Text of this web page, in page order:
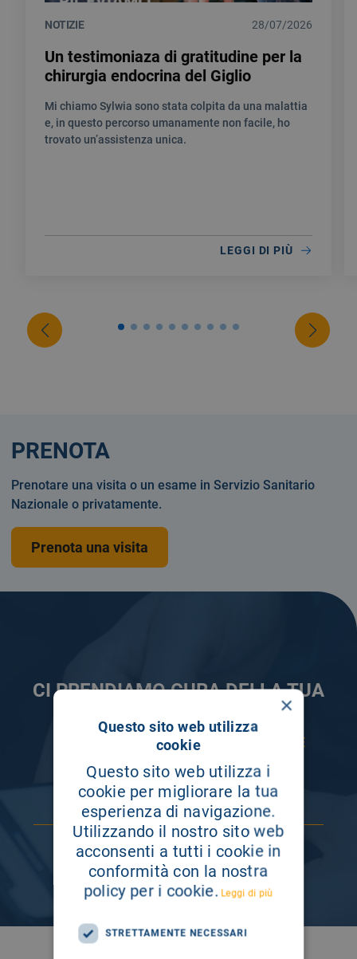
NOTIZIE 28/07/2026
Un testimoniaza di gratitudine per la
chirurgia endocrina del Giglio
Mi chiamo Sylwia sono stata colpita da una malattia
e, in questo percorso umanamente non facile, ho
trovato un’assistenza unica.
LEGGI DI PIÙ
CI PRENDIAMO CURA DELLA TUA
ISCRIVITI AI NOSTRI CANALI PER RESTARE
PRENOTA
Prenotare una visita o un esame in Servizio Sanitario
Nazionale o privatamente.
Prenota una visita
×
Questo sito web utilizza
cookie
Questo sito web utilizza i
cookie per migliorare la tua
esperienza di navigazione.
Utilizzando il nostro sito web
acconsenti a tutti i cookie in
conformità con la nostra
policy per i cookie. Leggi di più
STRETTAMENTE NECESSARI